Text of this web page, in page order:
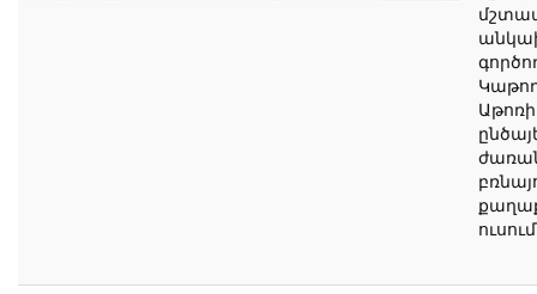
Աթոռի